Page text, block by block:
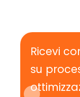
Ricevi
su